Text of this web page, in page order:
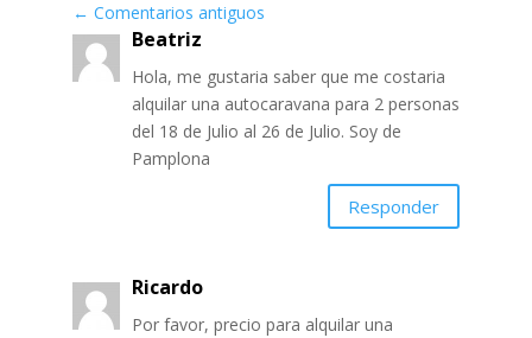
← Comentarios antiguos
Beatriz
Hola, me gustaria saber que me costaria
alquilar una autocaravana para 2 personas
del 18 de Julio al 26 de Julio. Soy de
Pamplona
Responder
Ricardo
Por favor, precio para alquilar una